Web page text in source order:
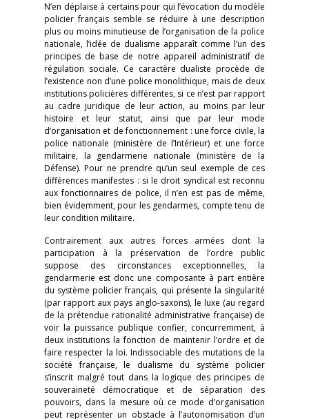
N’en déplaise à certains pour qui l’évocation du modèle
policier français semble se réduire à une description
plus ou moins minutieuse de l’organisation de la police
nationale, l’idée de dualisme apparaît comme l’un des
principes de base de notre appareil administratif de
régulation sociale. Ce caractère dualiste procède de
l’existence non d’une police monolithique, mais de deux
institutions policières différentes, si ce n’est par rapport
au cadre juridique de leur action, au moins par leur
histoire et leur statut, ainsi que par leur mode
d’organisation et de fonctionnement : une force civile, la
police nationale (ministère de l’Intérieur) et une force
militaire, la gendarmerie nationale (ministère de la
Défense). Pour ne prendre qu’un seul exemple de ces
différences manifestes : si le droit syndical est reconnu
aux fonctionnaires de police, il n’en est pas de même,
bien évidemment, pour les gendarmes, compte tenu de
leur condition militaire.
Contrairement aux autres forces armées dont la
participation à la préservation de l’ordre public
suppose des circonstances exceptionnelles, la
gendarmerie est donc une composante à part entière
du système policier français, qui présente la singularité
(par rapport aux pays anglo-saxons), le luxe (au regard
de la prétendue rationalité administrative française) de
voir la puissance publique confier, concurremment, à
deux institutions la fonction de maintenir l’ordre et de
faire respecter la loi. Indissociable des mutations de la
société française, le dualisme du système policier
s’inscrit malgré tout dans la logique des principes de
souveraineté démocratique et de séparation des
pouvoirs, dans la mesure où ce mode d’organisation
peut représenter un obstacle à l’autonomisation d’un